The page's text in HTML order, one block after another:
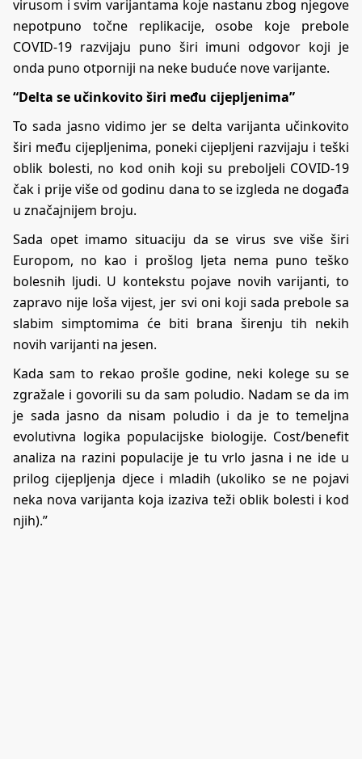
virusom i svim varijantama koje nastanu zbog njegove
nepotpuno točne replikacije, osobe koje prebole
COVID-19 razvijaju puno širi imuni odgovor koji je
onda puno otporniji na neke buduće nove varijante.
“Delta se učinkovito širi među cijepljenima”
To sada jasno vidimo jer se delta varijanta učinkovito
širi među cijepljenima, poneki cijepljeni razvijaju i teški
oblik bolesti, no kod onih koji su preboljeli COVID-19
čak i prije više od godinu dana to se izgleda ne događa
u značajnijem broju.
Sada opet imamo situaciju da se virus sve više širi
Europom, no kao i prošlog ljeta nema puno teško
bolesnih ljudi. U kontekstu pojave novih varijanti, to
zapravo nije loša vijest, jer svi oni koji sada prebole sa
slabim simptomima će biti brana širenju tih nekih
novih varijanti na jesen.
Kada sam to rekao prošle godine, neki kolege su se
zgražale i govorili su da sam poludio. Nadam se da im
je sada jasno da nisam poludio i da je to temeljna
evolutivna logika populacijske biologije. Cost/benefit
analiza na razini populacije je tu vrlo jasna i ne ide u
prilog cijepljenja djece i mladih (ukoliko se ne pojavi
neka nova varijanta koja izaziva teži oblik bolesti i kod
njih).”